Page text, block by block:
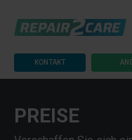
KONTAKT
PREISE